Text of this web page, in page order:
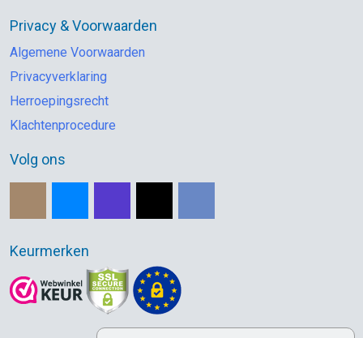
Privacy & Voorwaarden
Algemene Voorwaarden
Privacyverklaring
Herroepingsrecht
Klachtenprocedure
Volg ons
Keurmerken